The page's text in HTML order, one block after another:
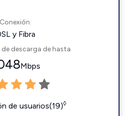
Conexión:
y Fibra
descarga de hasta
Mbps
de usuarios(19)◊